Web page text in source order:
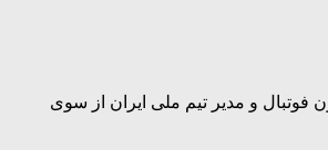
فوتبال و مدیر تیم ملی ایران از سوی